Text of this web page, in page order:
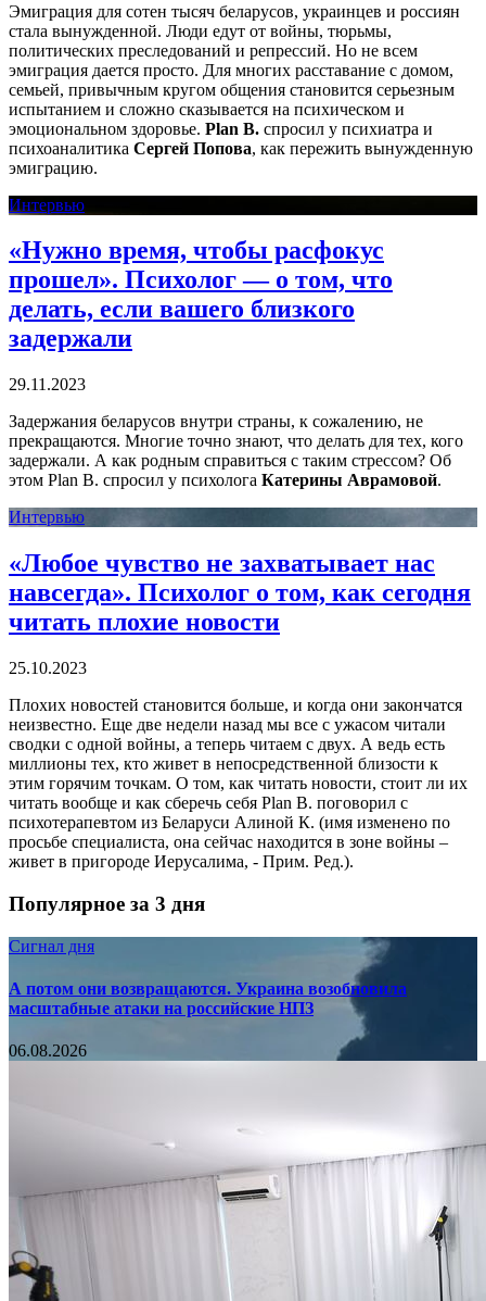
Эмиграция для сотен тысяч беларусов, украинцев и россиян
стала вынужденной. Люди едут от войны, тюрьмы,
политических преследований и репрессий. Но не всем
эмиграция дается просто. Для многих расставание с домом,
семьей, привычным кругом общения становится серьезным
испытанием и сложно сказывается на психическом и
эмоциональном здоровье. Plan B. спросил у психиатра и
психоаналитика Сергей Попова, как пережить вынужденную
эмиграцию.
Интервью
«Нужно время, чтобы расфокус
прошел». Психолог — о том, что
делать, если вашего близкого
задержали
29.11.2023
Задержания беларусов внутри страны, к сожалению, не
прекращаются. Многие точно знают, что делать для тех, кого
задержали. А как родным справиться с таким стрессом? Об
этом Plan B. спросил у психолога Катерины Аврамовой.
Интервью
«Любое чувство не захватывает нас
навсегда». Психолог о том, как сегодня
читать плохие новости
25.10.2023
Плохих новостей становится больше, и когда они закончатся
неизвестно. Еще две недели назад мы все с ужасом читали
сводки с одной войны, а теперь читаем с двух. А ведь есть
миллионы тех, кто живет в непосредственной близости к
этим горячим точкам. О том, как читать новости, стоит ли их
читать вообще и как сберечь себя Plan B. поговорил с
психотерапевтом из Беларуси Алиной К. (имя изменено по
просьбе специалиста, она сейчас находится в зоне войны –
живет в пригороде Иерусалима, - Прим. Ред.).
Популярное за 3 дня
Сигнал дня
А потом они возвращаются. Украина возобновила
масштабные атаки на российские НПЗ
06.08.2026